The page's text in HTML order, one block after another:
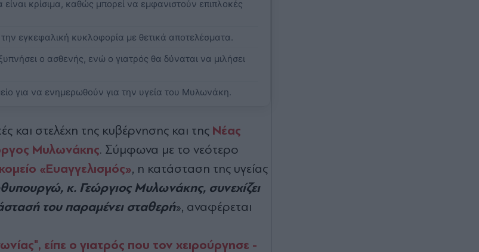
κρίσιμα, καθώς μπορεί να εμφανιστούν επιπλοκές
εγκεφαλική κυκλοφορία με θετικά αποτελέσματα.
ο ασθενής, ενώ ο γιατρός θα δύναται να μιλήσει
για να ενημερωθούν για την υγεία του Μυλωνάκη.
και στελέχη της κυβέρνησης και της Νέας
Μυλωνάκης. Σύμφωνα με το νεότερο
«Ευαγγελισμός», η κατάσταση της υγείας
κ. Γεώργιος Μυλωνάκης, συνεχίζει
του παραμένει σταθερή», αναφέρεται
είπε ο γιατρός που τον χειρούργησε -